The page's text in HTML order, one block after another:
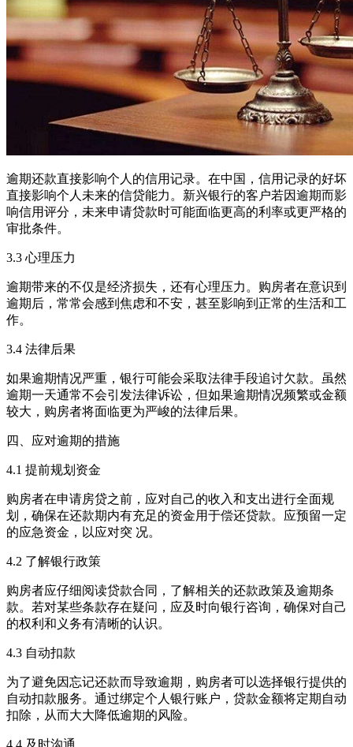
逾期还款直接影响个人的信用记录。在中国，信用记录的好坏
直接影响个人未来的信贷能力。新兴银行的客户若因逾期而影
响信用评分，未来申请贷款时可能面临更高的利率或更严格的
审批条件。
3.3 心理压力
逾期带来的不仅是经济损失，还有心理压力。购房者在意识到
逾期后，常常会感到焦虑和不安，甚至影响到正常的生活和工
作。
3.4 法律后果
如果逾期情况严重，银行可能会采取法律手段追讨欠款。虽然
逾期一天通常不会引发法律诉讼，但如果逾期情况频繁或金额
较大，购房者将面临更为严峻的法律后果。
四、应对逾期的措施
4.1 提前规划资金
购房者在申请房贷之前，应对自己的收入和支出进行全面规
划，确保在还款期内有充足的资金用于偿还贷款。应预留一定
的应急资金，以应对突 况。
4.2 了解银行政策
购房者应仔细阅读贷款合同，了解相关的还款政策及逾期条
款。若对某些条款存在疑问，应及时向银行咨询，确保对自己
的权利和义务有清晰的认识。
4.3 自动扣款
为了避免因忘记还款而导致逾期，购房者可以选择银行提供的
自动扣款服务。通过绑定个人银行账户，贷款金额将定期自动
扣除，从而大大降低逾期的风险。
4.4 及时沟通